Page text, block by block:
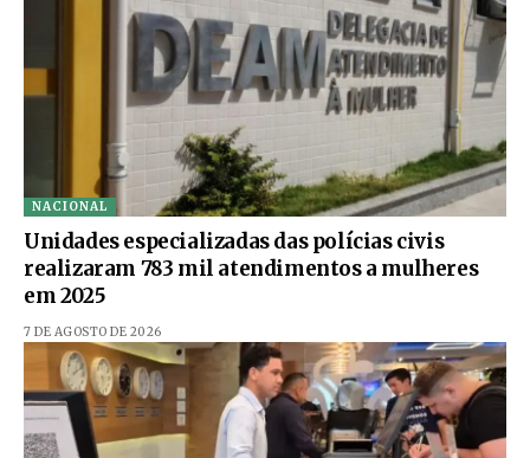
NACIONAL
Unidades especializadas das polícias civis
realizaram 783 mil atendimentos a mulheres
em 2025
7 DE AGOSTO DE 2026